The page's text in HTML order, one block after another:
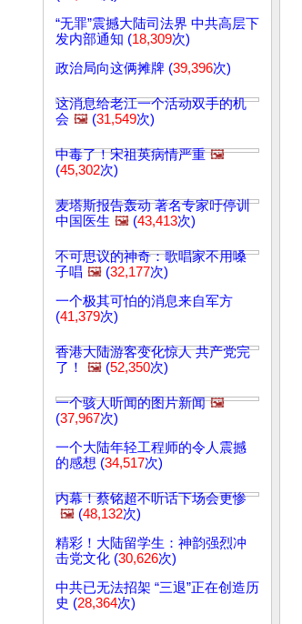
“无罪”震撼大陆司法界 中共高层下
发内部通知 (18,309次)
政治局向这俩摊牌 (39,396次)
这消息给老江一个活动双手的机
会 🖼️ (31,549次)
中毒了！宋祖英病情严重 🖼️
(45,302次)
麦塔斯报告轰动 著名专家吁停训
中国医生 🖼️ (43,413次)
不可思议的神奇：歌唱家不用嗓
子唱 🖼️ (32,177次)
一个极其可怕的消息来自军方
(41,379次)
香港大陆游客变化惊人 共产党完
了！
🖼️ (52,350次)
一个骇人听闻的图片新闻 🖼️
(37,967次)
一个大陆年轻工程师的令人震撼
的感想 (34,517次)
内幕！蔡铭超不听话下场会更惨
🖼️ (48,132次)
精彩！大陆留学生：神韵强烈冲
击党文化 (30,626次)
中共已无法招架 “三退”正在创造历
史 (28,364次)